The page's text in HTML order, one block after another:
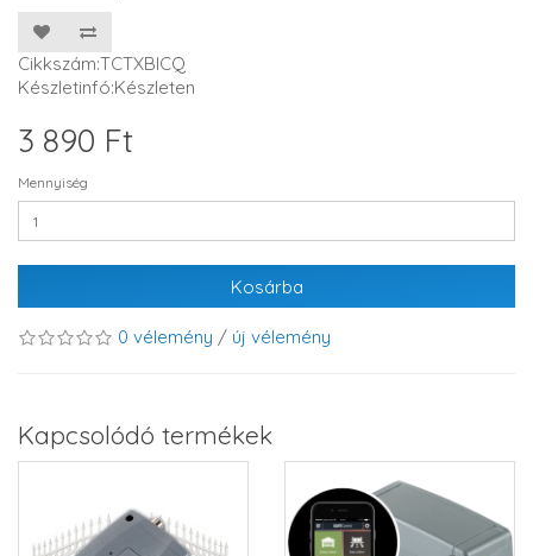
Cikkszám:TCTXBICQ
Készletinfó:Készleten
3 890 Ft
Mennyiség
Kosárba
0 vélemény / új vélemény
Kapcsolódó termékek